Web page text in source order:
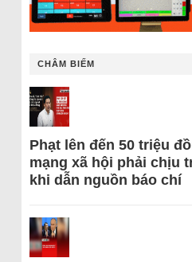
CHÂM BIẾM
Phạt lên đến 50 triệu
mạng xã hội phải chịu
khi dẫn nguồn báo chí